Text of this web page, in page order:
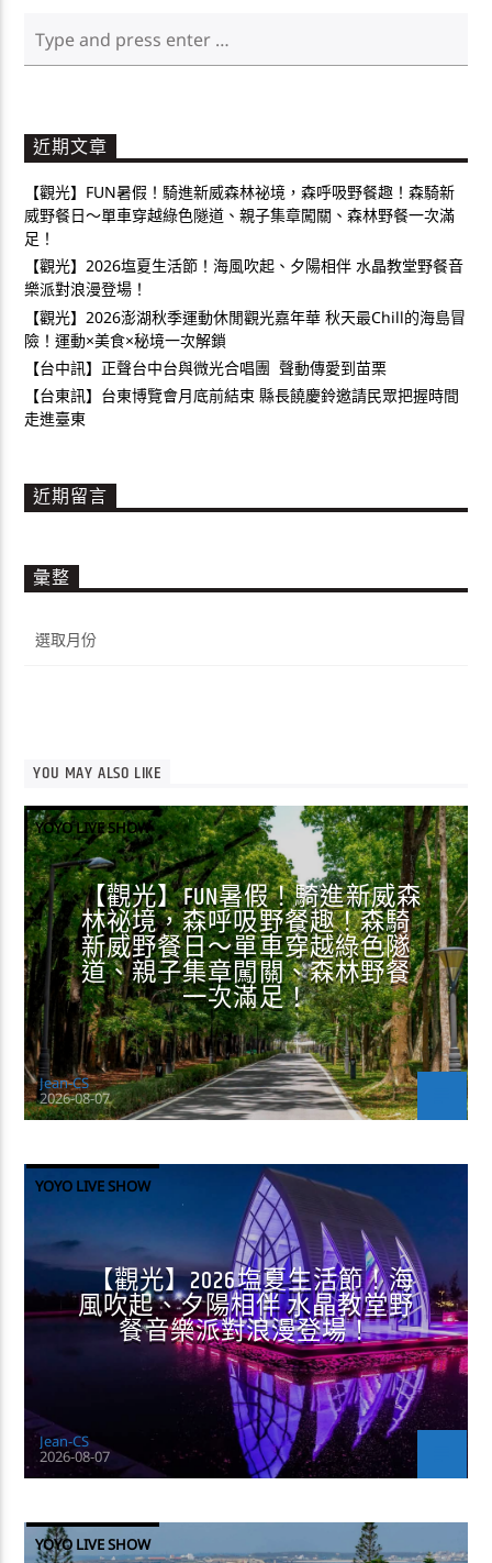
近期文章
【觀光】FUN暑假！騎進新威森林祕境，森呼吸野餐趣！森騎新
威野餐日～單車穿越綠色隧道、親子集章闖關、森林野餐一次滿
足！
【觀光】2026塩夏生活節！海風吹起、夕陽相伴 水晶教堂野餐音
樂派對浪漫登場！
【觀光】2026澎湖秋季運動休閒觀光嘉年華 秋天最Chill的海島冒
險！運動×美食×秘境一次解鎖
【台中訊】正聲台中台與微光合唱團 聲動傳愛到苗栗
【台東訊】台東博覽會月底前結束 縣長饒慶鈴邀請民眾把握時間
走進臺東
近期留言
彙整
整
YOU MAY ALSO LIKE
YOYO LIVE SHOW
【觀光】FUN暑假！騎進新威森
林祕境，森呼吸野餐趣！森騎
新威野餐日～單車穿越綠色隧
道、親子集章闖關、森林野餐
一次滿足！
Jean-CS
2026-08-07
YOYO LIVE SHOW
【觀光】2026塩夏生活節！海
風吹起、夕陽相伴 水晶教堂野
餐音樂派對浪漫登場！
Jean-CS
2026-08-07
YOYO LIVE SHOW